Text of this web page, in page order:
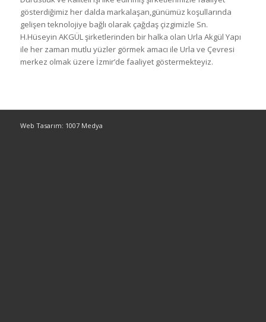
gösterdiğimiz her dalda markalaşan,günümüz koşullarında
gelişen teknolojiye bağlı olarak çağdaş çizgimizle Sn.
H.Hüseyin AKGÜL şirketlerinden bir halka olan Urla Akgül Yapı
ile her zaman mutlu yüzler görmek amacı ile Urla ve Çevresi
merkez olmak üzere İzmir’de faaliyet göstermekteyiz.
Web Tasarım: 1007 Medya